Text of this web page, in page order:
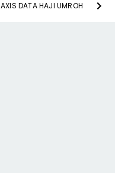
AXIS DATA HAJI UMROH